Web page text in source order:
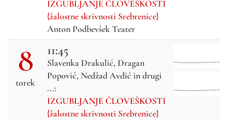
IZGUBLJANJE ČLOVEŠKOSTI
{žalostne skrivnosti Srebrenice}
Anton Podbevšek Teater
8
torek
11:45
Slavenka Drakulić, Dragan
Popović, Nedžad Avdić in drugi
...:
IZGUBLJANJE ČLOVEŠKOSTI
{žalostne skrivnosti Srebrenice}